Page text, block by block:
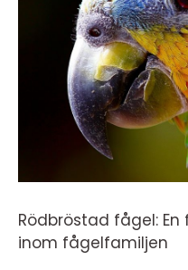
Rödbröstad fågel:
inom fågelfamiljen